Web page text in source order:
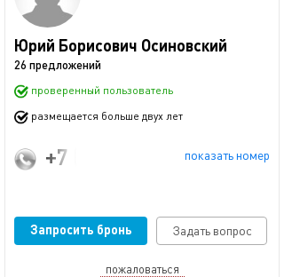
Юрий Борисович Осиновский
26 предложений
проверенный пользователь
размещается больше двух лет
показать номер
+7 (966) 240-47-01
Запросить бронь Задать вопрос
пожаловаться